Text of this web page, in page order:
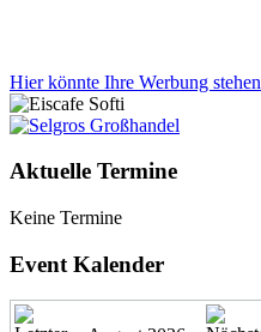
Hier könnte Ihre Werbung stehen
Aktuelle Termine
Keine Termine
Event Kalender